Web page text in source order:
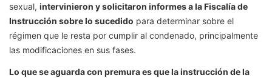
sexual, intervinieron y solicitaron informes a la Fiscalía de
Instrucción sobre lo sucedido para determinar sobre el
régimen que le resta por cumplir al condenado, principalmente
las modificaciones en sus fases.
Lo que se aguarda con premura es que la instrucción de la